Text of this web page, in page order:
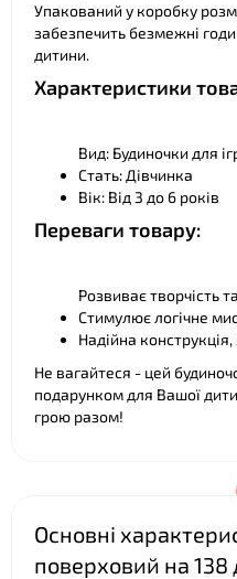
Упакований у коробку
забезпечить безмежні
дитини.
Характеристики
Вид: Будиночки для
Стать: Дівчинка
Вік: Від 3 до 6 років
Переваги товару:
Розвиває творчість
Стимулює логічне
Надійна
Не вагайтеся - цей
подарунком для Вашої
грою разом!
Основні
поверховий на 138